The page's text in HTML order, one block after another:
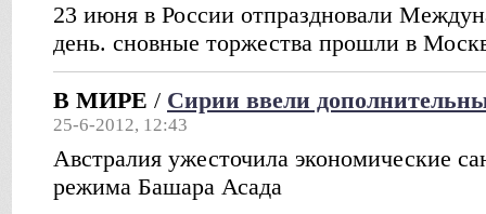
23 июня в России отпраздновали
день. сновные торжества прошли в
В МИРЕ / Сирии ввели
25-6-2012, 12:43
Австралия ужесточила экономические
режима Башара Асада